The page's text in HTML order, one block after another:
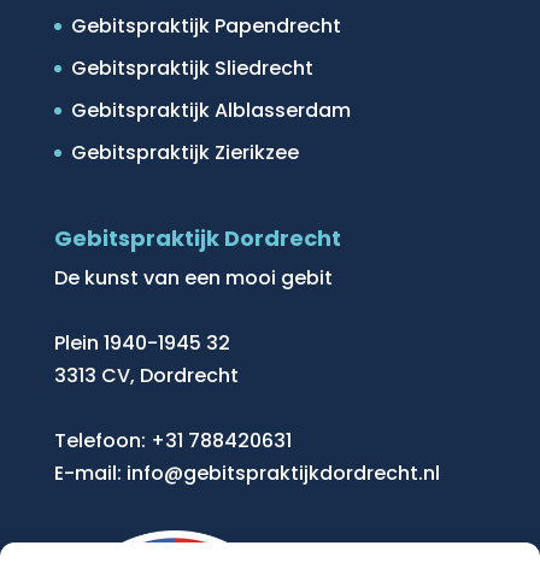
Gebitspraktijk Papendrecht
Gebitspraktijk Sliedrecht
Gebitspraktijk Alblasserdam
Gebitspraktijk Zierikzee
Gebitspraktijk Dordrecht
De kunst van een mooi gebit
Plein 1940-1945 32
3313 CV, Dordrecht
Telefoon: +31 788420631
E-mail: info@gebitspraktijkdordrecht.nl